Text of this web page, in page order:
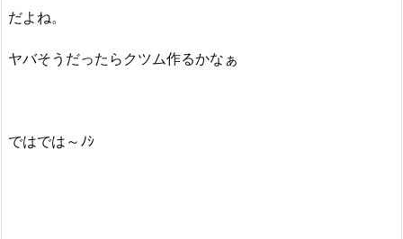
だよね。
ヤバそうだったらクツム作るかなぁ
ではでは～ﾉｼ